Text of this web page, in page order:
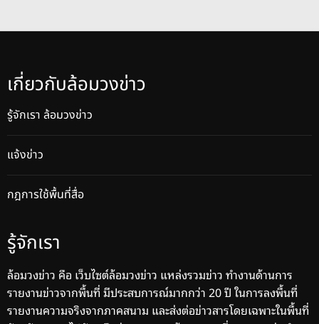
เกี่ยวกับล้อมวงข่าว
รู้จักเรา ล้อมวงข่าว
แจ้งข่าว
กฎการใช้พื้นที่สื่อ
รู้จักเรา
ล้อมวงข่าว คือ เว็บไซต์ล้อมวงข่าว แหล่งรวมข่าว ทำงานด้านการ
รายงานข่าวจากพื้นที่ มีประสบการณ์มากกว่า 20 ปี ในการลงพื้นที่
รายงานความจริงจากภาคสนาม และส่งต่อข่าวสารโดยเฉพาะในพื้นที่